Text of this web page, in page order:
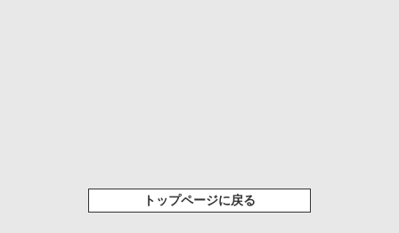
トップページに戻る